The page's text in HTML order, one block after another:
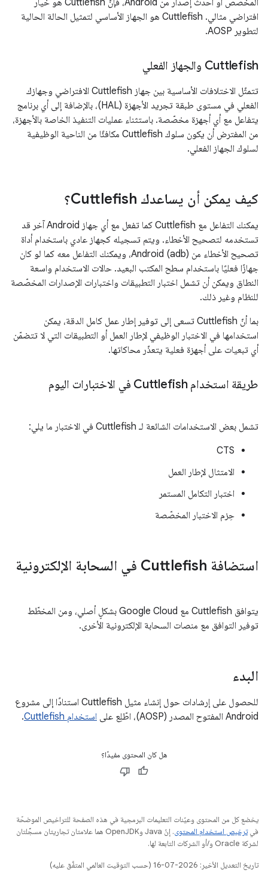
المخصّص أو أحدث إصدار من Android، فإنّ Cuttlefish هو خيار
افتراضي مثالي. Cuttlefish هو الجهاز الأساسي لتمثيل الحالة الحالية
لتطوير AOSP.
Cuttlefish والجهاز الفعلي
تتمثّل الاختلافات الأساسية بين جهاز Cuttlefish الافتراضي وجهازك
الفعلي في مستوى طبقة تجريد الأجهزة (HAL)، بالإضافة إلى أي برنامج
يتفاعل مع أي أجهزة مخصّصة. باستثناء عمليات التنفيذ الخاصة بالأجهزة،
من المفترض أن يكون سلوك Cuttlefish مكافئًا من الناحية الوظيفية
لسلوك الجهاز الفعلي.
كيف يمكن أن يساعدك Cuttlefish؟
يمكنك التفاعل مع Cuttlefish كما تفعل مع أي جهاز Android آخر قد
تستخدمه لتصحيح الأخطاء. ويتم تسجيله كجهاز عادي باستخدام أداة
تصحيح الأخطاء من Android (adb)، ويمكنك التفاعل معه كما لو كان
جهازًا فعليًا باستخدام سطح المكتب البعيد. حالات الاستخدام واسعة
النطاق ويمكن أن تشمل اختبار التطبيقات واختبارات الإصدارات المخصّصة
للنظام وغير ذلك.
بما أنّ Cuttlefish تسعى إلى توفير إطار عمل كامل الدقة، يمكن
استخدامها في الاختبار الوظيفي لإطار العمل أو التطبيقات التي لا تتضمّن
أي تبعيات على أجهزة فعلية يتعذّر محاكاتها.
طريقة استخدام Cuttlefish في الاختبارات اليوم
تشمل بعض الاستخدامات الشائعة لـ Cuttlefish في الاختبار ما يلي:
CTS
الامتثال لإطار العمل
اختبار التكامل المستمر
حِزم الاختبار المخصّصة
استضافة Cuttlefish في السحابة الإلكترونية
يتوافق Cuttlefish مع Google Cloud بشكلٍ أصلي، ومن المخطّط
توفير التوافق مع منصات السحابة الإلكترونية الأخرى.
البدء
للحصول على إرشادات حول إنشاء مثيل Cuttlefish استنادًا إلى مشروع
Android المفتوح المصدر (AOSP)، اطّلِع على
استخدام Cuttlefish .
هل كان المحتوى مفيدًا؟
يخضع كل من المحتوى وعيّنات التعليمات البرمجية في هذه الصفحة للتراخيص الموضحّة
فيترخيص استخدام المحتوى
. إنّ Java وOpenJDK هما علامتان تجاريتان مسجَّلتان
لشركة Oracle و/أو الشركات التابعة لها.
تاريخ التعديل الأخير: 2026-07-16 (حسب التوقيت العالمي المتفَّق عليه)